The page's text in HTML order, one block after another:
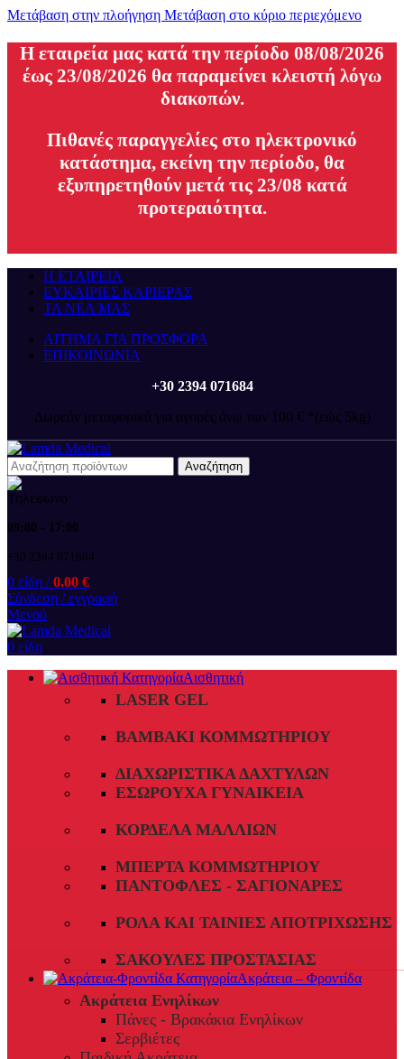
Μετάβαση στην πλοήγηση Μετάβαση στο κύριο περιεχόμενο
H εταιρεία μας κατά την περίοδο 08/08/2026
έως 23/08/2026 θα παραμείνει κλειστή λόγω
διακοπών.
Πιθανές παραγγελίες στο ηλεκτρονικό
κατάστημα, εκείνη την περίοδο, θα
εξυπηρετηθούν μετά τις 23/08 κατά
προτεραιότητα.
Η ΕΤΑΙΡΕΙΑ
ΕΥΚΑΙΡΙΕΣ ΚΑΡΙΕΡΑΣ
ΤΑ ΝΕΑ ΜΑΣ
ΑΙΤΗΜΑ ΓΙΑ ΠΡΟΣΦΟΡΑ
ΕΠΙΚΟΙΝΩΝΙΑ
+30 2394 071684
Δωρεάν μεταφορικά για αγορές άνω των 100 € *(εώς 5kg)
Αναζήτηση
09:00 - 17:00
+30 2394 071684
0 είδη / 0.00 €
Σύνδεση / εγγραφή
Μενού
0 είδη
Αισθητική
LASER GEL
ΒΑΜΒΆΚΙ ΚΟΜΜΩΤΗΡΊΟΥ
ΔΙΑΧΩΡΙΣΤΙΚΆ ΔΑΧΤΎΛΩΝ
ΕΣΏΡΟΥΧΑ ΓΥΝΑΙΚΕΊΑ
ΚΟΡΔΈΛΑ ΜΑΛΛΙΏΝ
ΜΠΈΡΤΑ ΚΟΜΜΩΤΗΡΊΟΥ
ΠΑΝΤΌΦΛΕΣ - ΣΑΓΙΟΝΆΡΕΣ
ΡΟΛΆ ΚΑΙ ΤΑΙΝΊΕΣ ΑΠΟΤΡΊΧΩΣΗΣ
ΣΑΚΟΎΛΕΣ ΠΡΟΣΤΑΣΊΑΣ
Ακράτεια – Φροντίδα
Ακράτεια Ενηλίκων
Πάνες - Βρακάκια Ενηλίκων
Σερβιέτες